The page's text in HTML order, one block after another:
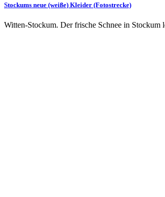
Stockums neue (weiße) Kleider (Fotostrecke)
Witten-Stockum. Der frische Schnee in